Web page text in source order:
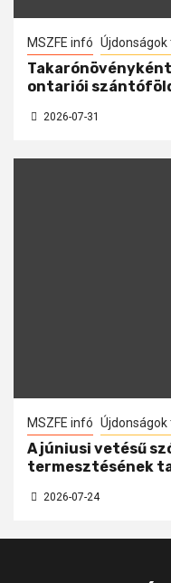
MSZFE infó
ontariói
2026-07-31
MSZFE infó
A júniusi vetésű
termesztésének
2026-07-24